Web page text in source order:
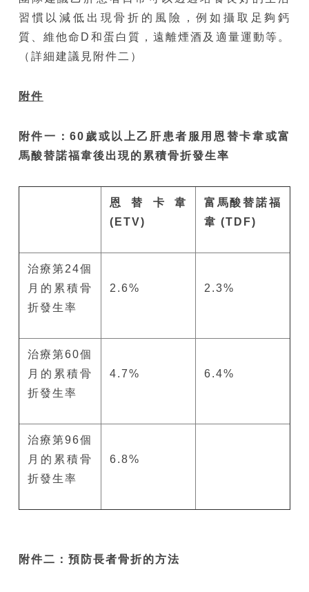
習慣以減低出現骨折的風險，例如攝取足夠鈣
質、維他命D和蛋白質，遠離煙酒及適量運動等。
（詳細建議見附件二）
附件
附件一：60 歲或以上乙肝患者服用恩替卡韋或富
馬酸替諾福韋後出現的 累積骨折發生率
恩替卡韋
(ETV)
富馬酸替諾福
韋 (TDF)
治療第24個
月的累積骨
折發生率
2.6% 2.3%
治療第60個
月的累積骨
折發生率
4.7% 6.4%
治療第96個
月的累積骨
折發生率
6.8%
附件二：預防長者骨折的方法